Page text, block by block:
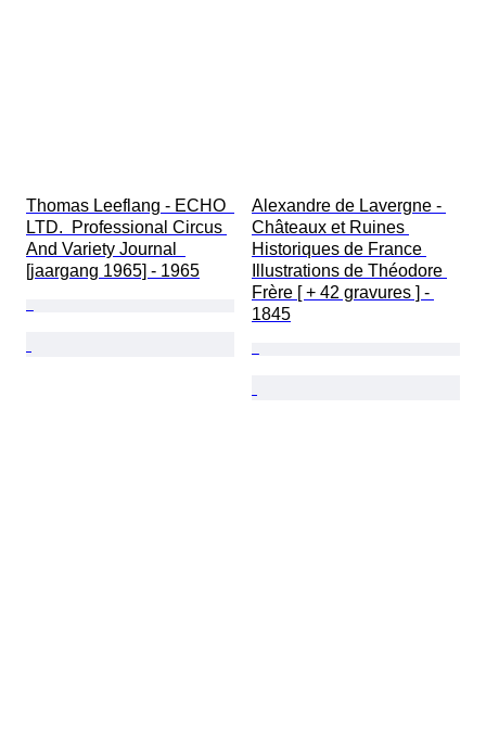
Thomas Leeflang - ECHO
LTD.  Professional Circus
And Variety Journal
[jaargang 1965] - 1965
Alexandre de Lavergne -
Châteaux et Ruines
Historiques de France
Illustrations de Théodore
Frère [ + 42 gravures ] -
1845